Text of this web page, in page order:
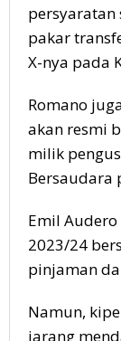
persyaratan
pakar
X-nya pada
Romano
akan resmi
milik
Bersaudara
Emil
2023/24
pinjaman
Namun,
jarang